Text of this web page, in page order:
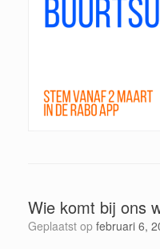
Wie komt bij ons
Geplaatst op februari 6,